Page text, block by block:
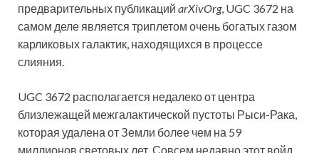
предварительных публикаций arXivOrg, UGC 3672 на
самом деле является триплетом очень богатых газом
карликовых галактик, находящихся в процессе
слияния.
UGC 3672 располагается недалеко от центра
близлежащей межгалактической пустоты Рыси-Рака,
которая удалена от Земли более чем на 59
миллионов световых лет. Совсем недавно этот войд